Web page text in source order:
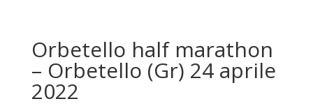
Orbetello half marathon
– Orbetello (Gr) 24 aprile
2022